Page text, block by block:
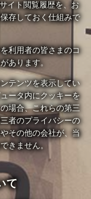
イト閲覧履歴を、お
存しておく仕組みで
利用者の皆さまのコ
あります。
テンツを表示してい
ータ内にクッキーを
場合、これらの第三
者のプライバシーの
その他の会社が、当
きません。
て